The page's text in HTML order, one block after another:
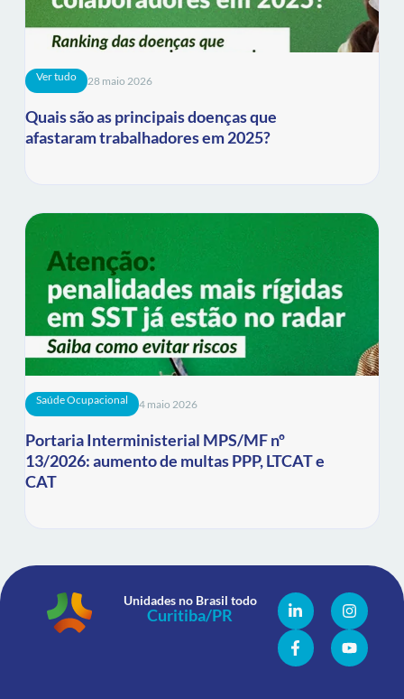
Ver tudo 28 maio 2026
Quais são as principais doenças que
afastaram trabalhadores em 2025?
Saúde Ocupacional 4 maio 2026
Portaria Interministerial MPS/MF nº
13/2026: aumento de multas PPP, LTCAT e
CAT
Unidades no Brasil todo